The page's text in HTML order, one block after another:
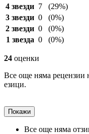
4 звезди 7
(29%)
3 звезди 0
(0%)
2 звезди 0
(0%)
1 звезда 0 (0%)
24 оценки
Все още няма рецензии
езици.
Покажи
Все още няма